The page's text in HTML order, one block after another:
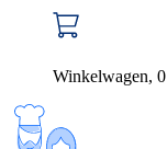
Winkelwagen, 0